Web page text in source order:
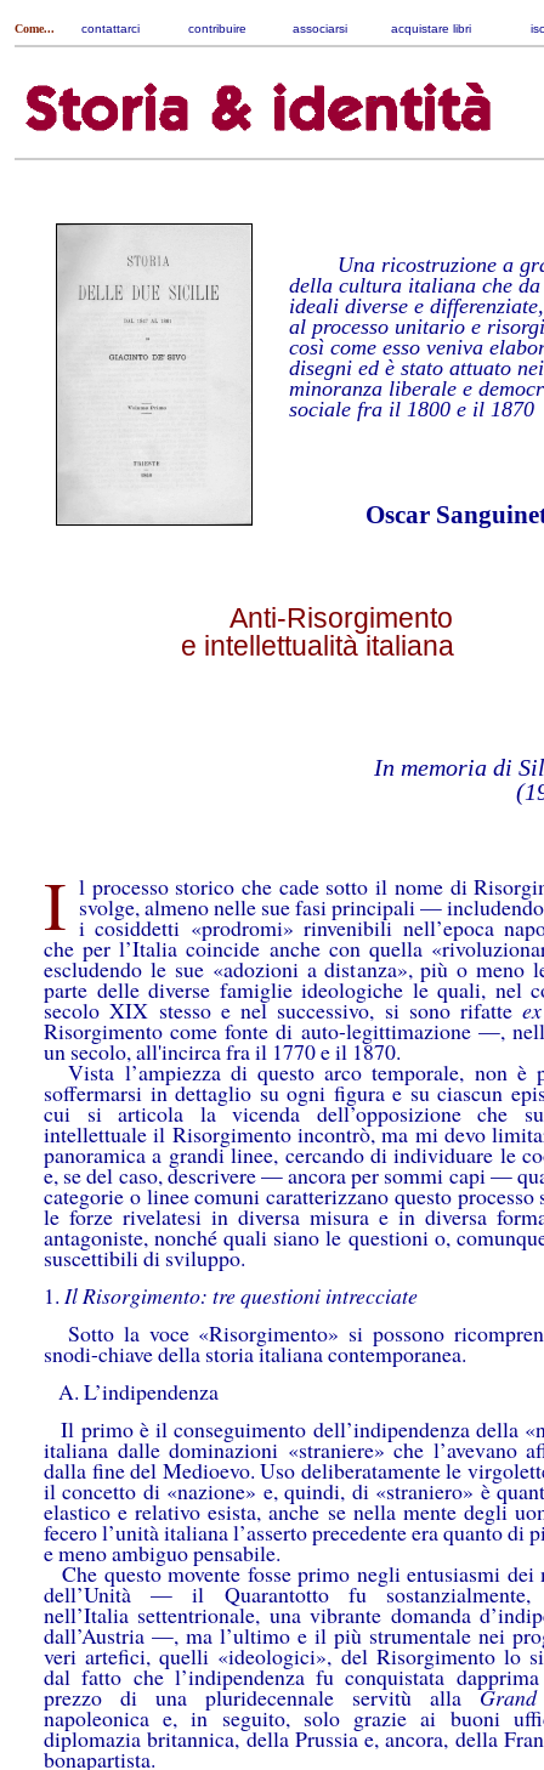
Come... contattarci contribuire associarsi acquistare libri
Una ricostruzione a
della cultura italiana che
ideali diverse e
al processo unitario e
così come esso veniva
disegni ed è stato attuato
minoranza liberale e
sociale fra il 1800 e il 1870
Oscar
Anti-Risorgimento
e intellettualità italiana
In memoria di
I l processo storico che cade sotto il nome di
svolge, almeno nelle sue fasi principali —
i cosiddetti «prodromi» rinvenibili nell’epoca
che per l’Italia coincide anche con quella
escludendo le sue «adozioni a distanza», più o meno
parte delle diverse famiglie ideologiche le quali, nel
secolo XIX stesso e nel successivo, si sono rifatte
Risorgimento come fonte di auto-legittimazione —,
un secolo, all'incirca fra il 1770 e il 1870.
Vista l’ampiezza di questo arco temporale, non è
soffermarsi in dettaglio su ogni figura e su ciascun
cui si articola la vicenda dell’opposizione che
intellettuale il Risorgimento incontrò, ma mi devo
panoramica a grandi linee, cercando di individuare le
e, se del caso, descrivere — ancora per sommi capi —
categorie o linee comuni caratterizzano questo processo
le forze rivelatesi in diversa misura e in diversa
antagoniste, nonché quali siano le questioni o,
suscettibili di sviluppo.
1. Il Risorgimento: tre questioni intrecciate
Sotto la voce «Risorgimento» si possono
snodi-chiave della storia italiana contemporanea.
A. L’indipendenza
Il primo è il conseguimento dell’indipendenza della
italiana dalle dominazioni «straniere» che l’avevano
dalla fine del Medioevo. Uso deliberatamente le
il concetto di «nazione» e, quindi, di «straniero» è
elastico e relativo esista, anche se nella mente degli
fecero l’unità italiana l’asserto precedente era quanto di
e meno ambiguo pensabile.
Che questo movente fosse primo negli entusiasmi
dell’Unità — il Quarantotto fu sostanzialmente,
nell’Italia settentrionale, una vibrante domanda
dall’Austria —, ma l’ultimo e il più strumentale nei
veri artefici, quelli «ideologici», del Risorgimento lo
dal fatto che l’indipendenza fu conquistata
prezzo di una pluridecennale servitù alla
napoleonica e, in seguito, solo grazie ai buoni
diplomazia britannica, della Prussia e, ancora, della
bonapartista.